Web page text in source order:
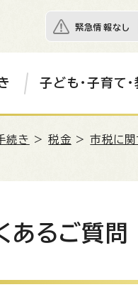
緊急情報なし
子ども・子育て
続き >税金 >市税に関
あるご質問